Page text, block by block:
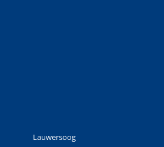
Lauwersoog